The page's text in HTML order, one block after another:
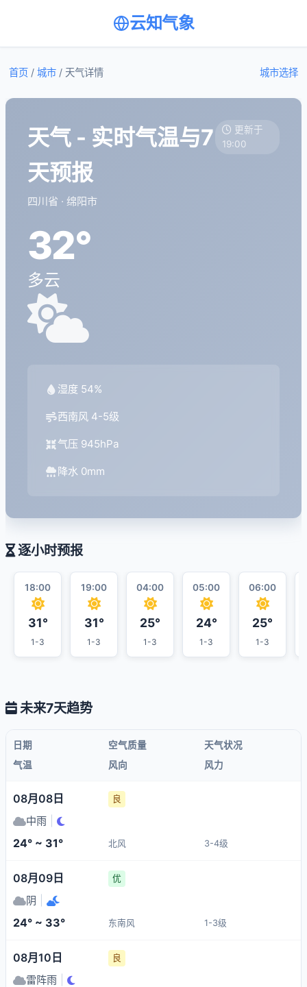
云知气象
城市选择
首页 / 城市 / 天气详情
天气 - 实时气温与7
天预报
四川省 · 绵阳市
更新于
19:00
32°
多云
湿度 54%
西南风 4-5级
气压 945hPa
降水 0mm
逐小时预报
18:00
31°
1-3
19:00
31°
1-3
04:00
25°
1-3
05:00
24°
1-3
06:00
25°
1-3
未来7天趋势
日期 空气质量
天气状况
气温
风向 风力
08月08日 良
中雨
24° ~ 31° 北风 3-4级
08月09日 优
阴
24° ~ 33° 东南风 1-3级
08月10日 良
雷阵雨